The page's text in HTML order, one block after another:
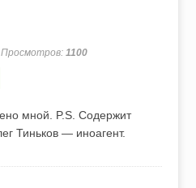
Просмотров:1100
мной. P.S. Cодержит
Тиньков — иноагент.